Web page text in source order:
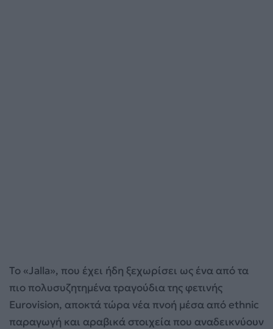
Το «Jalla», που έχει ήδη ξεχωρίσει ως ένα από τα
πιο πολυσυζητημένα τραγούδια της φετινής
Eurovision, αποκτά τώρα νέα πνοή μέσα από ethnic
παραγωγή και αραβικά στοιχεία που αναδεικνύουν